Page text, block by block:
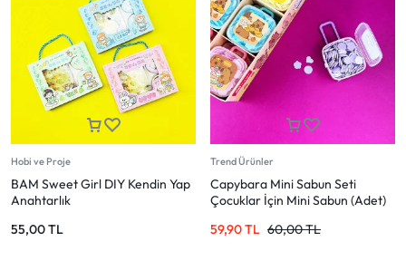
Hobi ve Proje
BAM Sweet Girl DIY Kendin Yap
Anahtarlık
55,00TL
Trend Ürünler
Capybara Mini Sabun Seti
Çocuklar İçin Mini Sabun (Adet)
60,00TL
59,90TL